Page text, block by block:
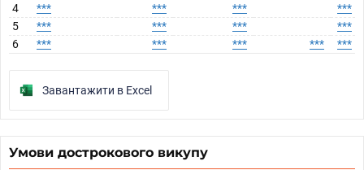
4
*** *** ***
***
5
*** *** ***
***
6
*** *** *** *** ***
Завантажити в Excel
Умови дострокового викупу